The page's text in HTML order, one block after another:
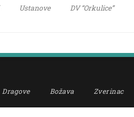
Ustanove DV “Orkulice”
Dragove Božava Zverinac